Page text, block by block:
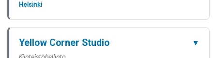
Helsinki
Yellow Corner Studio ▼